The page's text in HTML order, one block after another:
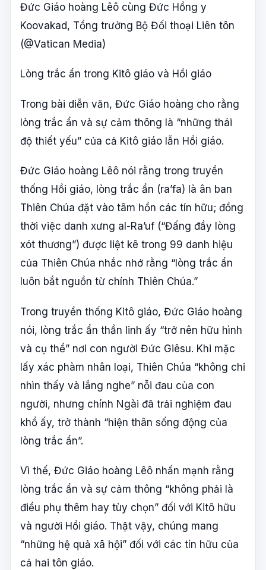
Đức Giáo hoàng Lêô cùng Đức Hồng y
Koovakad, Tổng trưởng Bộ Đối thoại Liên tôn
(@Vatican Media)
Lòng trắc ẩn trong Kitô giáo và Hồi giáo
Trong bài diễn văn, Đức Giáo hoàng cho rằng
lòng trắc ẩn và sự cảm thông là “những thái
độ thiết yếu” của cả Kitô giáo lẫn Hồi giáo.
Đức Giáo hoàng Lêô nói rằng trong truyền
thống Hồi giáo, lòng trắc ẩn (ra’fa) là ân ban
Thiên Chúa đặt vào tâm hồn các tín hữu; đồng
thời việc danh xưng al-Ra’uf (“Đấng đầy lòng
xót thương”) được liệt kê trong 99 danh hiệu
của Thiên Chúa nhắc nhớ rằng “lòng trắc ẩn
luôn bắt nguồn từ chính Thiên Chúa.”
Trong truyền thống Kitô giáo, Đức Giáo hoàng
nói, lòng trắc ẩn thần linh ấy “trở nên hữu hình
và cụ thể” nơi con người Đức Giêsu. Khi mặc
lấy xác phàm nhân loại, Thiên Chúa “không chỉ
nhìn thấy và lắng nghe” nỗi đau của con
người, nhưng chính Ngài đã trải nghiệm đau
khổ ấy, trở thành “hiện thân sống động của
lòng trắc ẩn”.
Vì thế, Đức Giáo hoàng Lêô nhấn mạnh rằng
lòng trắc ẩn và sự cảm thông “không phải là
điều phụ thêm hay tùy chọn” đối với Kitô hữu
và người Hồi giáo. Thật vậy, chúng mang
“những hệ quả xã hội” đối với các tín hữu của
cả hai tôn giáo.